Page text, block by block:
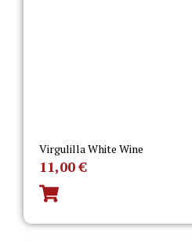
Virgulilla White Wine
11,00€